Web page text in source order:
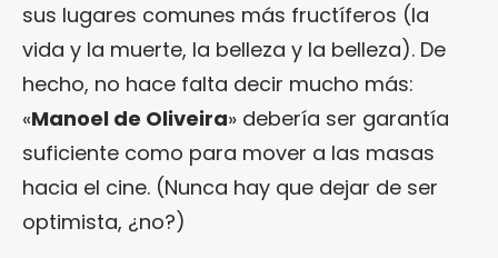
sus lugares comunes más fructíferos (la
vida y la muerte, la belleza y la belleza). De
hecho, no hace falta decir mucho más:
«Manoel de Oliveira» debería ser garantía
suficiente como para mover a las masas
hacia el cine. (Nunca hay que dejar de ser
optimista, ¿no?)